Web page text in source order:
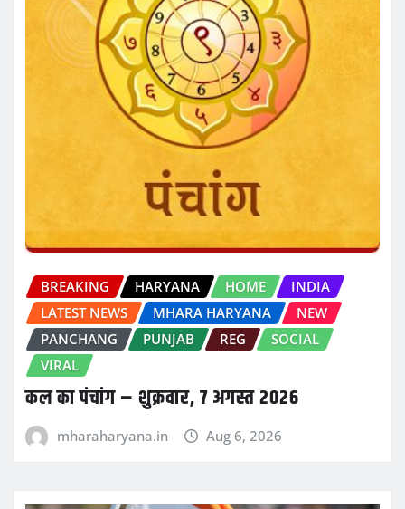
BREAKING HARYANA HOME
INDIA
LATEST NEWS
MHARA HARYANA
NEW
PANCHANG
PUNJAB REG
SOCIAL
VIRAL
कल का पंचांग – शुक्रवार, 7 अगस्त 2026
mharaharyana.in Aug 6, 2026